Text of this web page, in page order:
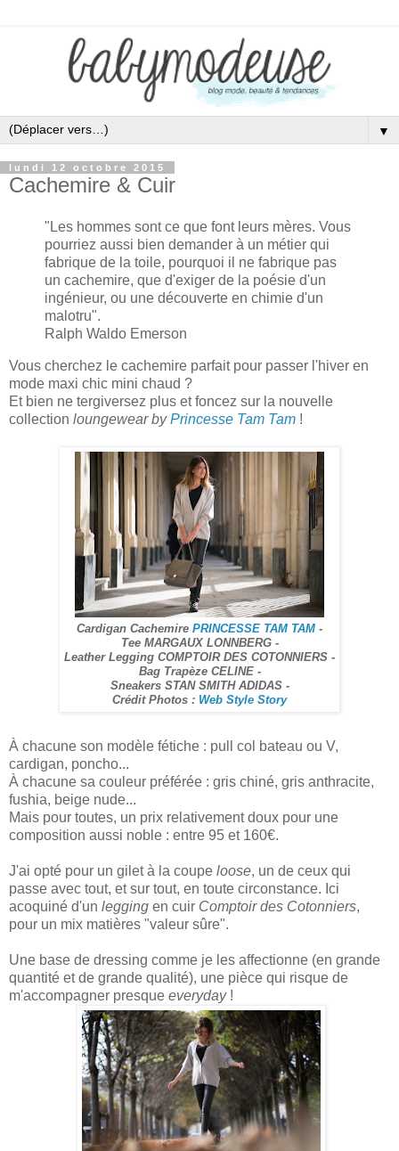
▼
lundi 12 octobre 2015
Cachemire & Cuir
" Les hommes sont ce que font leurs mères. Vous
pourriez aussi bien demander à un métier qui
fabrique de la toile, pourquoi il ne fabrique pas
un cachemire, que d'exiger de la poésie d'un
ingénieur, ou une découverte en chimie d'un
malotru".
Ralph Waldo Emerson
Vous cherchez le cachemire parfait pour passer l'hiver en
mode maxi chic mini chaud ?
Et bien ne tergiversez plus et foncez sur la nouvelle
collection loungewear by Princesse Tam Tam !
Cardigan Cachemire PRINCESSE TAM TAM -
Tee MARGAUX LONNBERG -
Leather Legging COMPTOIR DES COTONNIERS -
Bag Trapèze CELINE -
Sneakers STAN SMITH ADIDAS -
Crédit Photos : Web Style Story
À chacune son modèle fétiche : pull col bateau ou V,
cardigan, poncho...
À chacune sa couleur préférée : gris chiné, gris anthracite,
fushia, beige nude...
Mais pour toutes, un prix relativement doux pour une
composition aussi noble : entre 95 et 160€.
J'ai opté pour un gilet à la coupe loose, un de ceux qui
passe avec tout, et sur tout, en toute circonstance. Ici
acoquiné d'un legging en cuir Comptoir des Cotonniers,
pour un mix matières "valeur sûre".
Une base de dressing comme je les affectionne (en grande
quantité et de grande qualité), une pièce qui risque de
m'accompagner presque everyday!